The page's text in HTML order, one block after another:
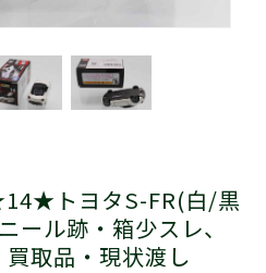
トヨタS-FR(白/黒
ル跡・箱少スレ、
取品・現状渡し